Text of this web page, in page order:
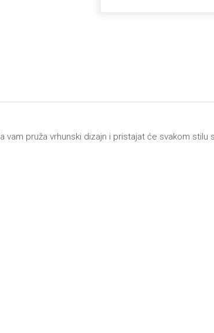
pruža vrhunski dizajn i pristajat će svakom